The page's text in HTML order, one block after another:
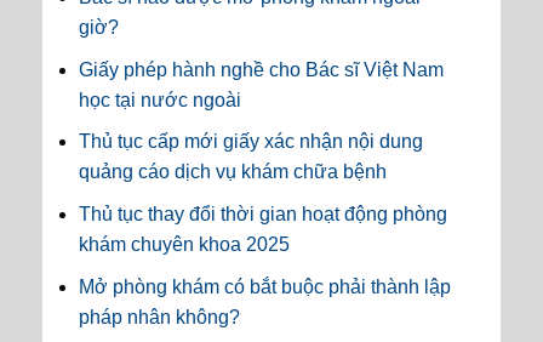
giờ?
Giấy phép hành nghề cho Bác sĩ Việt Nam
học tại nước ngoài
Thủ tục cấp mới giấy xác nhận nội dung
quảng cáo dịch vụ khám chữa bệnh
Thủ tục thay đổi thời gian hoạt động phòng
khám chuyên khoa 2025
Mở phòng khám có bắt buộc phải thành lập
pháp nhân không?